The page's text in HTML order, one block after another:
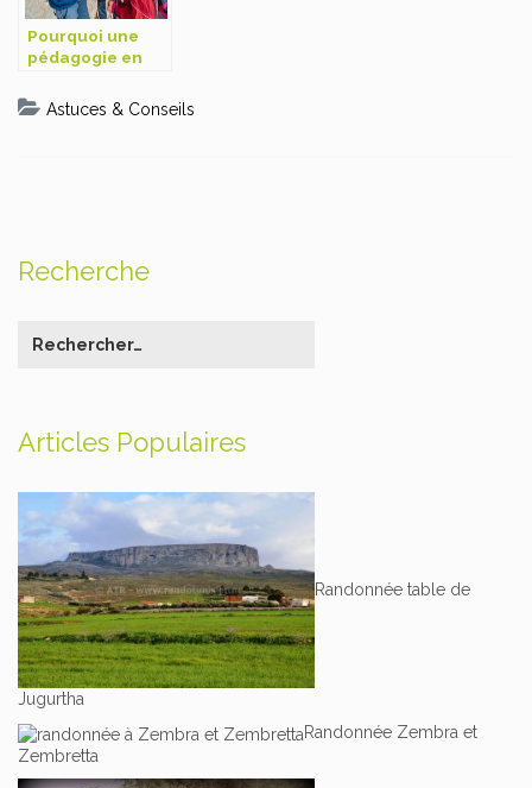
Pourquoi une
pédagogie en
Astuces & Conseils
Recherche
Articles Populaires
Randonnée table de
Jugurtha
Randonnée Zembra et
Zembretta